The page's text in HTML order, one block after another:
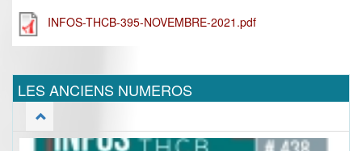
INFOS-THCB-395-NOVEMBRE-2021.pdf
LES ANCIENS NUMEROS